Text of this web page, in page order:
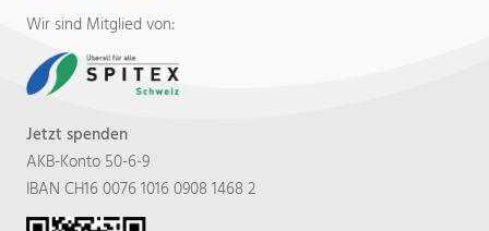
Wir sind Mitglied von:
Jetzt spenden
AKB-Konto 50-6-9
IBAN CH16 0076 1016 0908 1468 2